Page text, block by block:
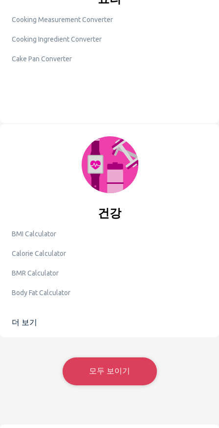
Cooking Measurement Converter
Cooking Ingredient Converter
Cake Pan Converter
건강
BMI Calculator
Calorie Calculator
BMR Calculator
Body Fat Calculator
더 보기
모두 보이기